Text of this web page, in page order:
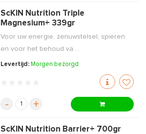
ScKIN Nutrition Triple
Magnesium+ 339gr
Voor uw energie, zenuwstelsel, spieren
en voor het behoud va ...
Levertijd: Morgen bezorgd
- +
ScKIN Nutrition Barrier+ 700gr